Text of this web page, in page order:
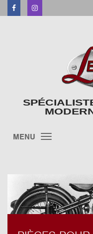
FacebookInstagram
MENU